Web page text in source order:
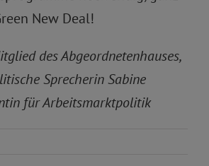
New Deal!
des Abgeordnetenhauses,
Sprecherin Sabine
für Arbeitsmarktpolitik